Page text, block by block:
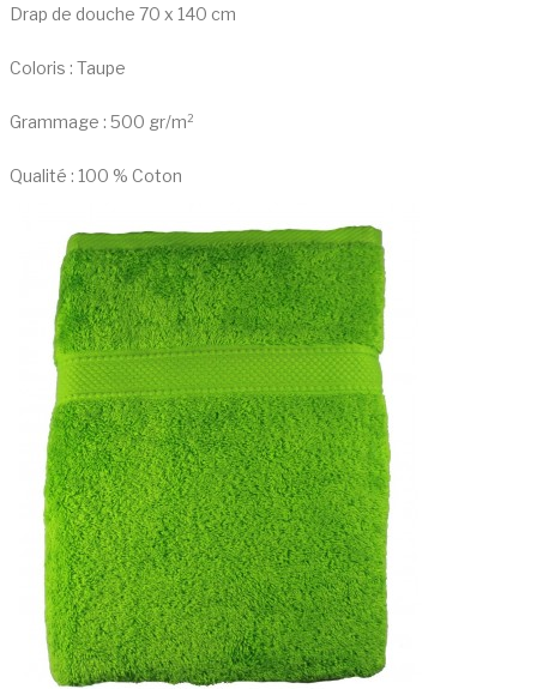
Drap de douche 70 x 140 cm
Coloris : Taupe
Grammage : 500 gr/m²
Qualité : 100 % Coton